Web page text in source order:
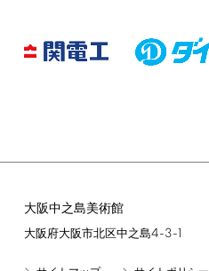
大阪中之島美術館
大阪府大阪市北区中之島4-3-1